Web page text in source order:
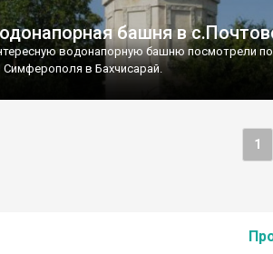
башня в
водонапорную башню посмотрели
Симферополя в Бахчисарай.
1